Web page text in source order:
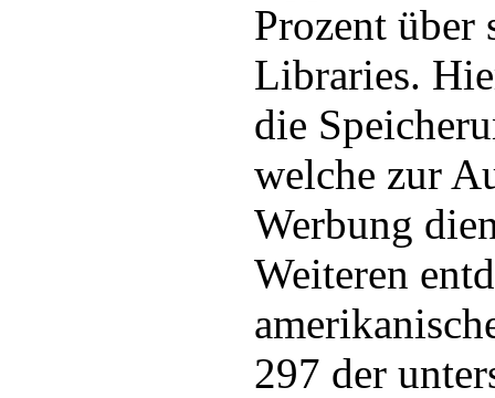
Prozent über
Libraries.
die
welche zur
Werbung
Weiteren
297 der